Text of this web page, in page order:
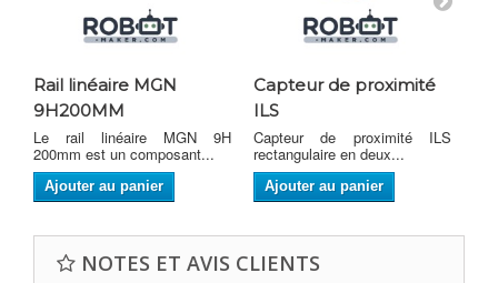
Rail linéaire MGN
9H200MM
Le rail linéaire MGN 9H
200mm est un composant...
Ajouter au panier
Capteur de proximité
ILS
Capteur de proximité ILS
rectangulaire en deux...
Ajouter au panier
NOTES ET AVIS CLIENTS